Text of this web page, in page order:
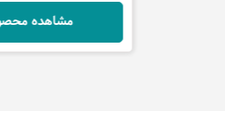
مشاهده